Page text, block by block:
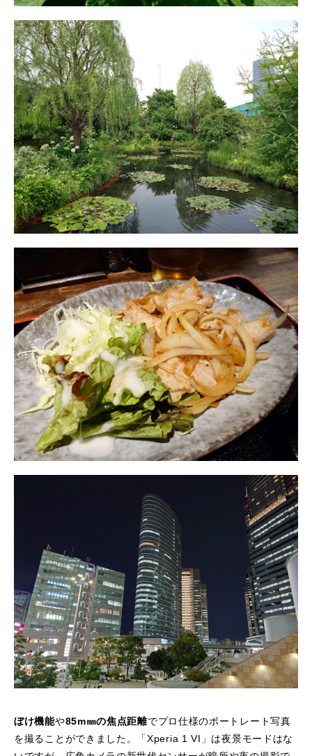
ぼけ機能や85m㎜の焦点距離でプロ仕様のポートレート写真
を撮ることができました。「Xperia 1 VI」は夜景モードはな